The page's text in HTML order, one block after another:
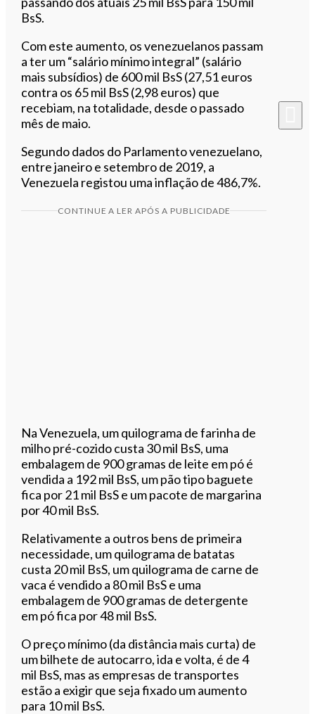
BsS.
Com este aumento, os venezuelanos passam
a ter um “salário mínimo integral” (salário
mais subsídios) de 600 mil BsS (27,51 euros
contra os 65 mil BsS (2,98 euros) que
recebiam, na totalidade, desde o passado
mês de maio.
Segundo dados do Parlamento venezuelano,
entre janeiro e setembro de 2019, a
Venezuela registou uma inflação de 486,7%.
CONTINUE A LER APÓS A PUBLICIDADE
Na Venezuela, um quilograma de farinha de
milho pré-cozido custa 30 mil BsS, uma
embalagem de 900 gramas de leite em pó é
vendida a 192 mil BsS, um pão tipo baguete
fica por 21 mil BsS e um pacote de margarina
por 40 mil BsS.
Relativamente a outros bens de primeira
necessidade, um quilograma de batatas
custa 20 mil BsS, um quilograma de carne de
vaca é vendido a 80 mil BsS e uma
embalagem de 900 gramas de detergente
em pó fica por 48 mil BsS.
O preço mínimo (da distância mais curta) de
um bilhete de autocarro, ida e volta, é de 4
mil BsS, mas as empresas de transportes
estão a exigir que seja fixado um aumento
para 10 mil BsS.